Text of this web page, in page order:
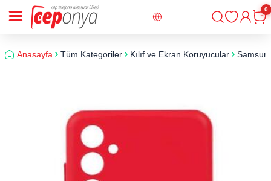
Giriş
0
Anasayfa Tüm Kategoriler Kılıf ve Ekran Koruyucular